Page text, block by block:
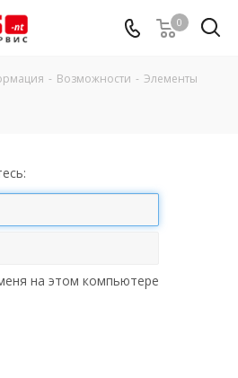
0
- Возможности - Элементы
на этом компьютере